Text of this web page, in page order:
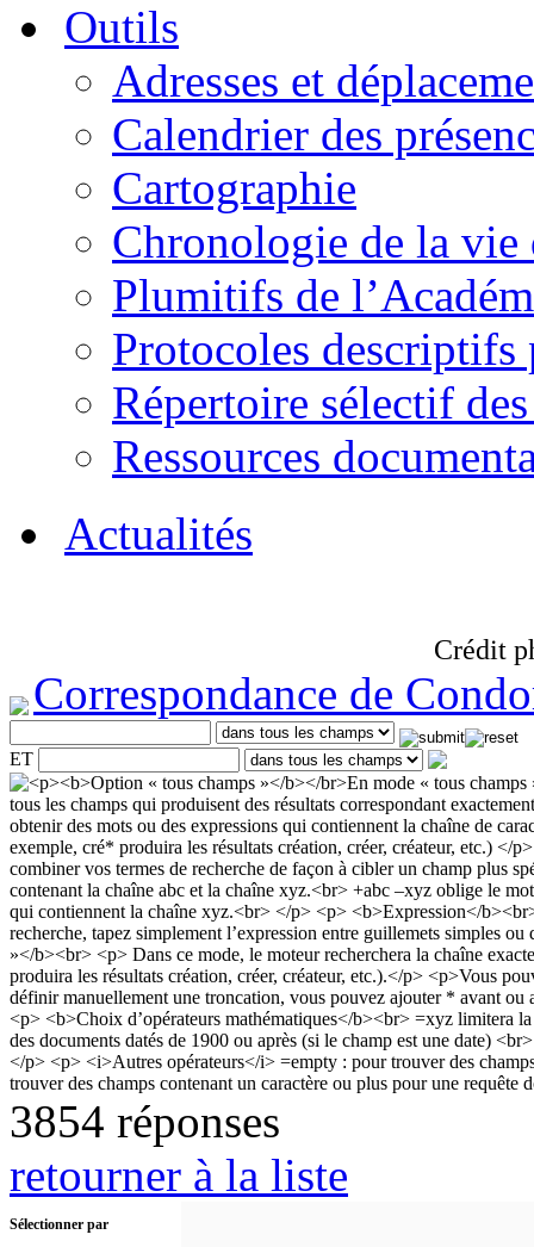
Outils
Adresses et
Calendrier des
Cartographie
Chronologie de la vie
Plumitifs de
Protocoles descriptifs
Répertoire sélectif
Ressources
Actualités
Crédit
Correspondance de
ET
3854 réponses
retourner à la liste
Sélectionner par